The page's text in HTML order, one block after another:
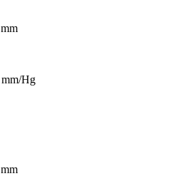
mm
mm/Hg
mm